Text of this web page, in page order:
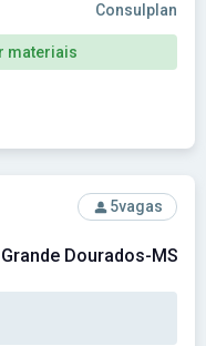
Consulplan
materiais
Federal da Grande
5vagas
Dourados-MS